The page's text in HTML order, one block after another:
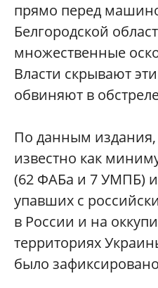
прямо перед
Белгородской
множественные
Власти скрывают
обвиняют в
По данным издания,
известно как
(62 ФАБа и 7 УМПБ) и
упавших с
в России и на
территориях
было